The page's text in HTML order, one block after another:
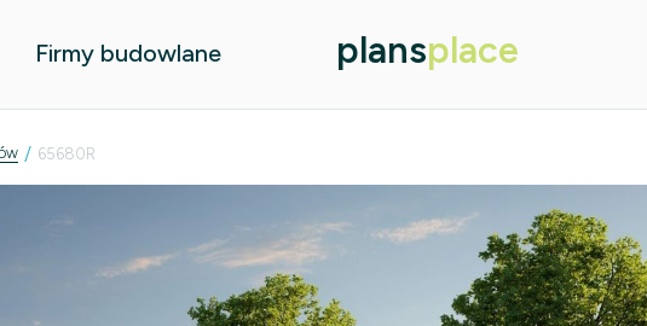
Firmy budowlane plansplace
/ 65680R